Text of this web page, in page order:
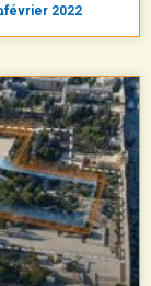
17 בfévrier 2022